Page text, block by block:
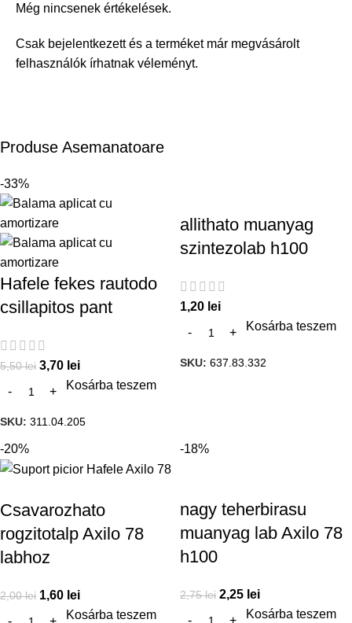
Még nincsenek értékelések.
Csak bejelentkezett és a terméket már megvásárolt
felhasználók írhatnak véleményt.
Produse Asemanatoare
-33%
Hafele fekes rautodo
csillapitos pant
5,50lei 3,70 lei
Kosárba teszem
SKU: 311.04.205
allithato muanyag
szintezolab h100
1,20 lei
Kosárba teszem
SKU: 637.83.332
-20%
Csavarozhato
rogzitotalp Axilo 78
labhoz
2,00lei 1,60 lei
Kosárba teszem
-18%
nagy teherbirasu
muanyag lab Axilo 78
h100
2,75lei 2,25 lei
Kosárba teszem